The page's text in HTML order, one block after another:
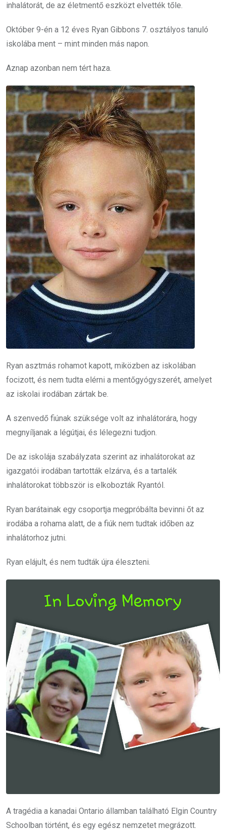
inhalátorát, de az életmentő eszközt elvették tőle.
Október 9-én a 12 éves Ryan Gibbons 7. osztályos tanuló
iskolába ment – mint minden más napon.
Aznap azonban nem tért haza.
Ryan asztmás rohamot kapott, miközben az iskolában
focizott, és nem tudta elérni a mentőgyógyszerét, amelyet
az iskolai irodában zártak be.
A szenvedő fiúnak szüksége volt az inhalátorára, hogy
megnyíljanak a légútjai, és lélegezni tudjon.
De az iskolája szabályzata szerint az inhalátorokat az
igazgatói irodában tartották elzárva, és a tartalék
inhalátorokat többször is elkobozták Ryantól.
Ryan barátainak egy csoportja megpróbálta bevinni őt az
irodába a rohama alatt, de a fiúk nem tudtak időben az
inhalátorhoz jutni.
Ryan elájult, és nem tudták újra éleszteni.
A tragédia a kanadai Ontario államban található Elgin Country
Schoolban történt, és egy egész nemzetet megrázott.